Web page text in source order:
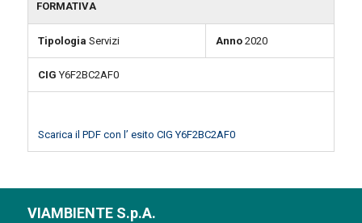
FORMATIVA
Tipologia Servizi Anno2020
CIGY6F2BC2AF0
Scarica il PDF con l’ esito CIG Y6F2BC2AF0
VIAMBIENTE S.p.A.